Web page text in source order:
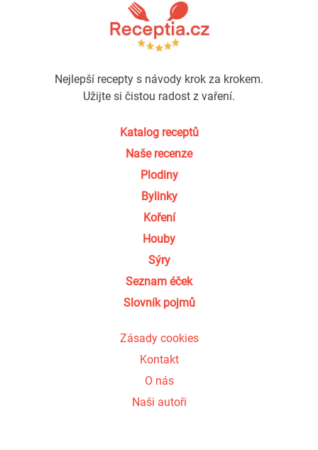
Nejlepší recepty s návody krok za krokem.
Užijte si čistou radost z vaření.
Katalog receptů
Naše recenze
Plodiny
Bylinky
Koření
Houby
Sýry
Seznam éček
Slovník pojmů
Zásady cookies
Kontakt
O nás
Naši autoři